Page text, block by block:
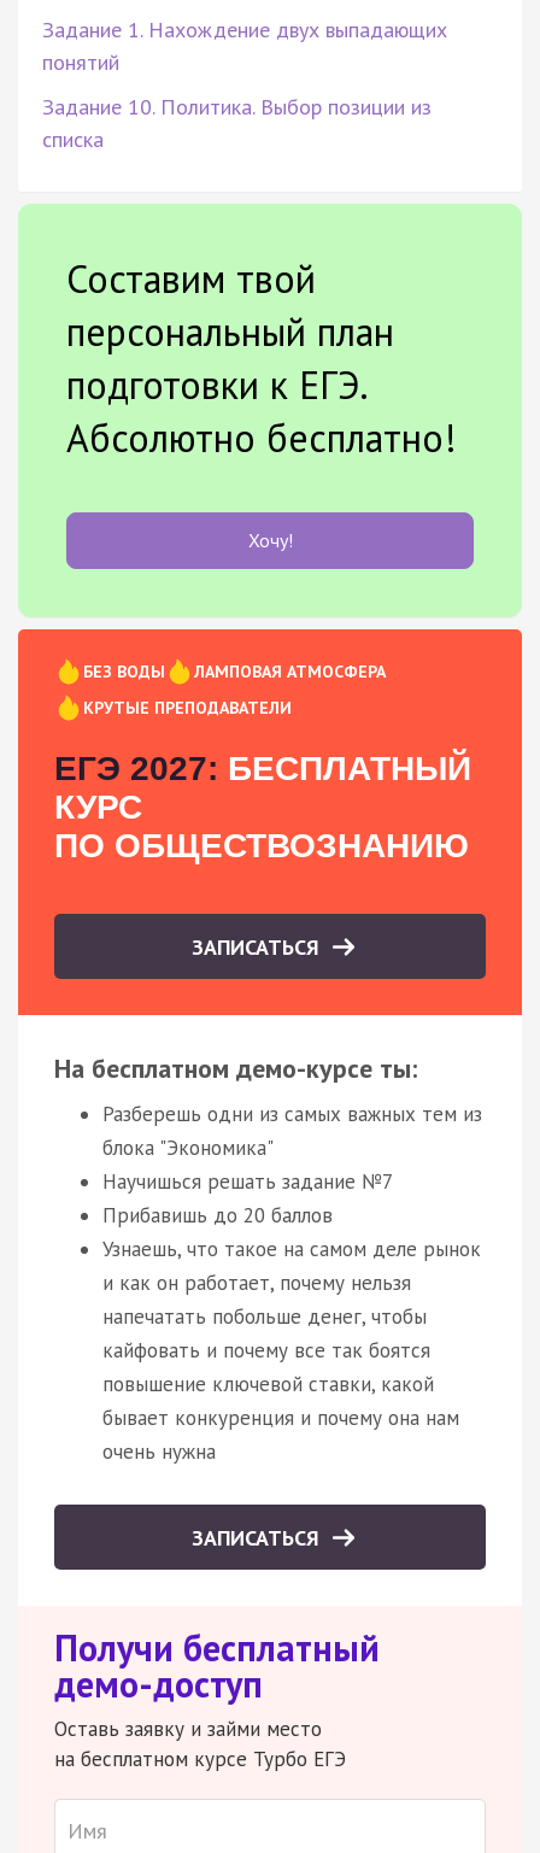
Задание 1. Нахождение двух выпадающих
понятий
Задание 10. Политика. Выбор позиции из
списка
Составим твой
персональный план
подготовки к ЕГЭ.
Абсолютно бесплатно!
Хочу!
БЕЗ ВОДЫ
ЛАМПОВАЯ АТМОСФЕРА
КРУТЫЕ ПРЕПОДАВАТЕЛИ
ЕГЭ 2027: БЕСПЛАТНЫЙ
КУРС
ПО ОБЩЕСТВОЗНАНИЮ
ЗАПИСАТЬСЯ
На бесплатном демо-курсе ты:
Разберешь одни из самых важных тем из
блока "Экономика"
Научишься решать задание №7
Прибавишь до 20 баллов
Узнаешь, что такое на самом деле рынок
и как он работает, почему нельзя
напечатать побольше денег, чтобы
кайфовать и почему все так боятся
повышение ключевой ставки, какой
бывает конкуренция и почему она нам
очень нужна
ЗАПИСАТЬСЯ
Получи бесплатный
демо-доступ
Оставь заявку и займи место
на бесплатном курсе Турбо ЕГЭ